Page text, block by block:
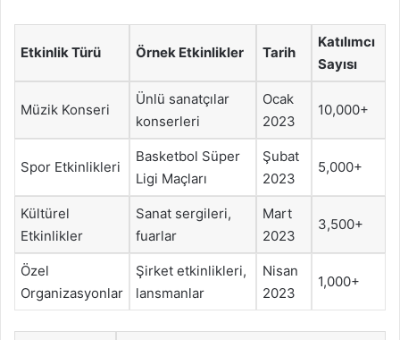
Etkinlik Türü Örnek Etkinlikler Tarih
Katılımcı
Sayısı
Müzik Konseri
Ünlü sanatçılar
konserleri
Ocak
2023
10,000+
Spor Etkinlikleri
Basketbol Süper
Ligi Maçları
Şubat
2023
5,000+
Kültürel
Etkinlikler
Sanat sergileri,
fuarlar
Mart
2023
3,500+
Özel
Organizasyonlar
Şirket etkinlikleri,
lansmanlar
Nisan
2023
1,000+